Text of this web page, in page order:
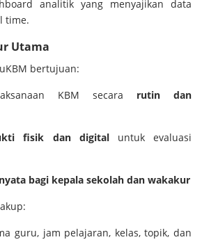
analitik yang menyajikan data
time.
Utama
bertujuan:
KBM secara rutin dan
fisik dan digitaluntuk evaluasi
bagi kepala sekolah dan wakakur
guru, jam pelajaran, kelas, topik, dan